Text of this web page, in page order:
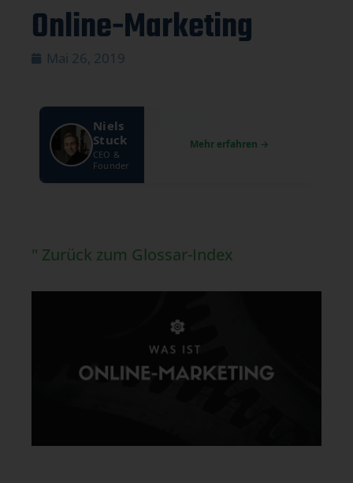
Online-Marketing
Mai 26, 2019
Niels
Stuck
CEO &
Founder
" Zurück zum Glossar-Index